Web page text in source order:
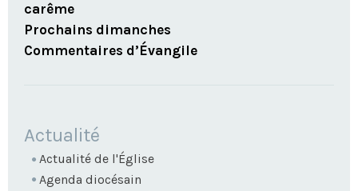
carême
Prochains dimanches
Commentaires d’Évangile
NAVIGATION
Actualité
Actualité de l'Église
Agenda diocésain